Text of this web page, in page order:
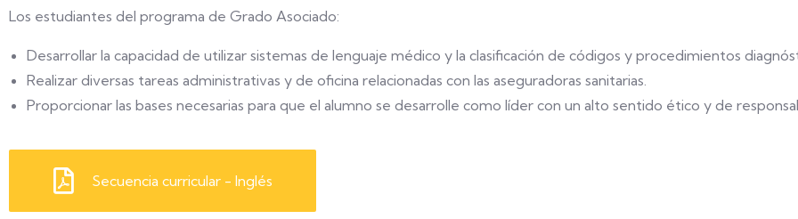
Los estudiantes del programa de Grado Asociado:
Desarrollar la capacidad de utilizar sistemas de lenguaje médico y la clasificación de códigos y procedimientos
Realizar diversas tareas administrativas y de oficina relacionadas con las aseguradoras sanitarias.
Proporcionar las bases necesarias para que el alumno se desarrolle como líder con un alto sentido ético y de
Secuencia curricular - Inglés